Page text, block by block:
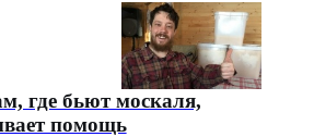
где бьют москаля,
помощь